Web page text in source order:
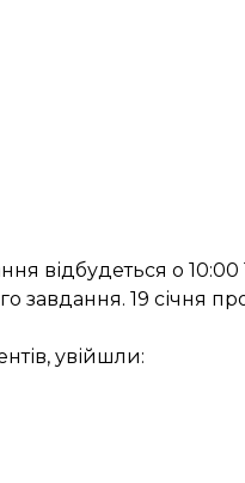
відбудеться о 10:00
завдання. 19 січня
увійшли: